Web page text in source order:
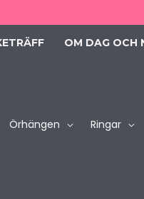
OM DAG OCH
Örhängen Ringar